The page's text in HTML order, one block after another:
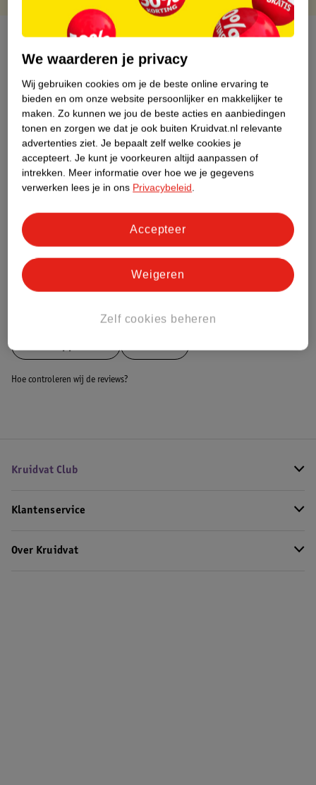
Over dit product
Productinformatie
Etiketinformatie
Nature Impact Score
Dit product heeft (nog) geen Nature
Impact Score.
Bestel & Bezorginformatie
Hoe controleren wij de reviews?
Kruidvat Club
Klantenservice
Over Kruidvat
We waarderen je privacy
Wij gebruiken cookies om je de beste online ervaring te
bieden en om onze website persoonlijker en makkelijker te
maken. Zo kunnen we jou de beste acties en aanbiedingen
tonen en zorgen we dat je ook buiten Kruidvat.nl relevante
advertenties ziet. Je bepaalt zelf welke cookies je
accepteert. Je kunt je voorkeuren altijd aanpassen of
intrekken. Meer informatie over hoe we je gegevens
verwerken lees je in ons Privacybeleid.
Zelf cookies beheren
Weigeren
Accepteer